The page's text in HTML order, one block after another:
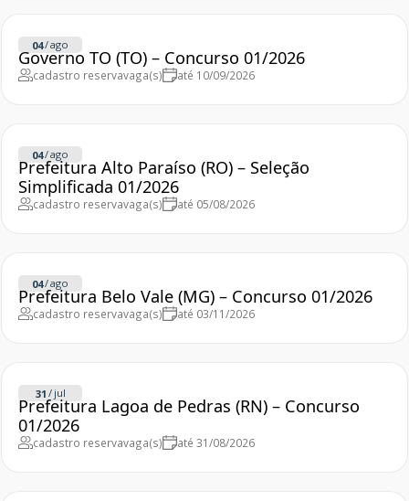
04/ago
Governo TO (TO) – Concurso 01/2026
cadastro reservavaga(s) até 10/09/2026
04/ago
Prefeitura Alto Paraíso (RO) – Seleção
Simplificada 01/2026
cadastro reservavaga(s) até 05/08/2026
04/ago
Prefeitura Belo Vale (MG) – Concurso 01/2026
cadastro reservavaga(s) até 03/11/2026
31 / jul
Prefeitura Lagoa de Pedras (RN) – Concurso
01/2026
cadastro reservavaga(s) até 31/08/2026